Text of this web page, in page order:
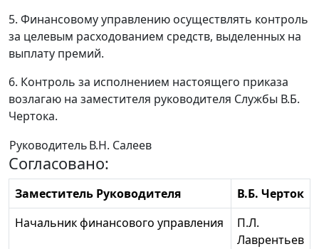
5. Финансовому управлению осуществлять контроль
за целевым расходованием средств, выделенных на
выплату премий.
6. Контроль за исполнением настоящего приказа
возлагаю на заместителя руководителя Службы В.Б.
Чертока.
РуководительВ.Н. Салеев
Согласовано:
Заместитель Руководителя
В.Б. Черток
Начальник финансового управления
П.Л.
Лаврентьев